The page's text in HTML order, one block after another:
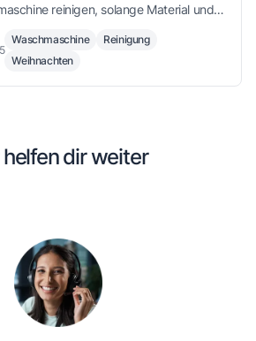
reinigen, solange Material und
ist selten geeignet. Mit der richtigen
und Lufttrocknung werden Schuhe
Waschmaschine
Reinigung
Weihnachten
dir weiter